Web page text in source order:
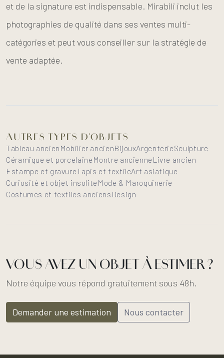
et de la signature est indispensable. Mirabili inclut les
photographies de qualité dans ses ventes multi-
catégories et peut vous conseiller sur la stratégie de
vente adaptée.
AUTRES TYPES D'OBJETS
Tableau ancien Mobilier ancienBijouxArgenterieSculpture
Céramique et porcelaine Montre ancienne Livre ancien
Estampe et gravureTapis et textileArt asiatique
Curiosité et objet insolite Mode & Maroquinerie
Costumes et textiles anciens Design
VOUS AVEZ UN OBJET À ESTIMER ?
Notre équipe vous répond gratuitement sous 48h.
Demander une estimation Nous contacter